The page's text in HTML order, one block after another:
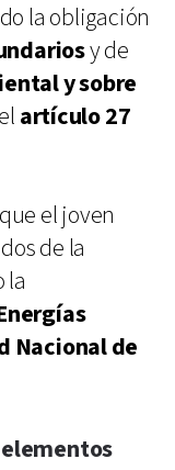
la obligación
y de
y sobre
artículo 27
el joven
de la
la
Nacional de